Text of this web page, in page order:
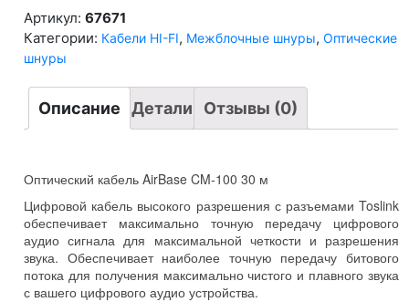
30
м
Артикул:67671
Категории: Кабели HI-FI, Межблочные шнуры,Оптические
шнуры
Описание Детали Отзывы (0)
Оптический кабель AirBase CM-100 30 м
Цифровой кабель высокого разрешения с разъемами Toslink
обеспечивает максимально точную передачу цифрового
аудио сигнала для максимальной четкости и разрешения
звука. Обеспечивает наиболее точную передачу битового
потока для получения максимально чистого и плавного звука
с вашего цифрового аудио устройства.